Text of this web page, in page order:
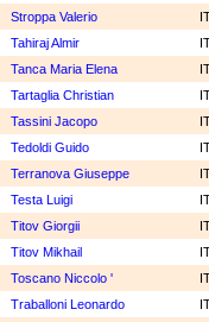
Stroppa Valerio
Tahiraj Almir
Tanca Maria Elena
Tartaglia Christian
Tassini Jacopo
Tedoldi Guido
Terranova Giuseppe
Testa Luigi
Titov Giorgii
Titov Mikhail
Toscano Niccolo '
Traballoni Leonardo